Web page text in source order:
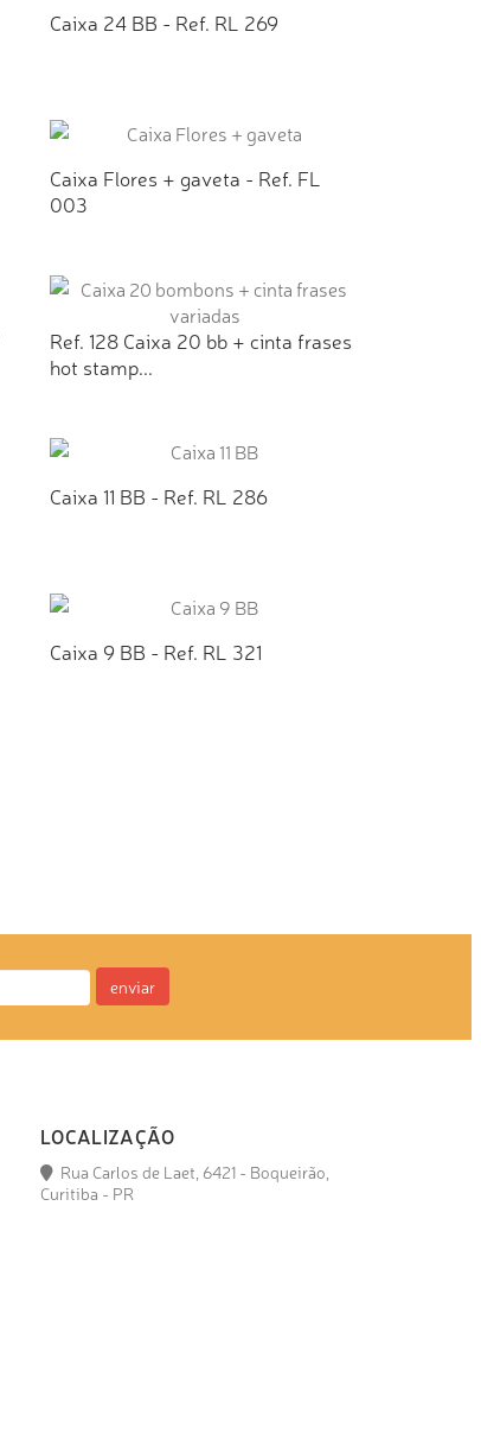
Caixa 24 BB - Ref. RL 269
Caixa Flores + gaveta - Ref. FL
003
Ref. 128 Caixa 20 bb + cinta frases
hot stamp...
Caixa 11 BB - Ref. RL 286
Caixa 9 BB - Ref. RL 321
enviar
LOCALIZAÇÃO
Rua Carlos de Laet, 6421 - Boqueirão,
Curitiba - PR